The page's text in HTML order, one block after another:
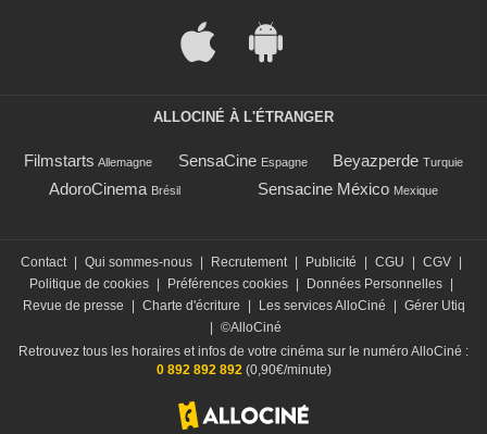
ALLOCINÉ À L'ÉTRANGER
Filmstarts Allemagne SensaCine Espagne Beyazperde Turquie
AdoroCinema Brésil Sensacine México Mexique
Contact Qui sommes-nous Recrutement Publicité CGU CGV
Politique de cookies
Préférences cookies Données Personnelles
Revue de presse
Charte d'écriture Les services AlloCiné
Gérer Utiq
©AlloCiné
Retrouvez tous les horaires et infos de votre cinéma sur le numéro AlloCiné :
0 892 892 892(0,90€/minute)